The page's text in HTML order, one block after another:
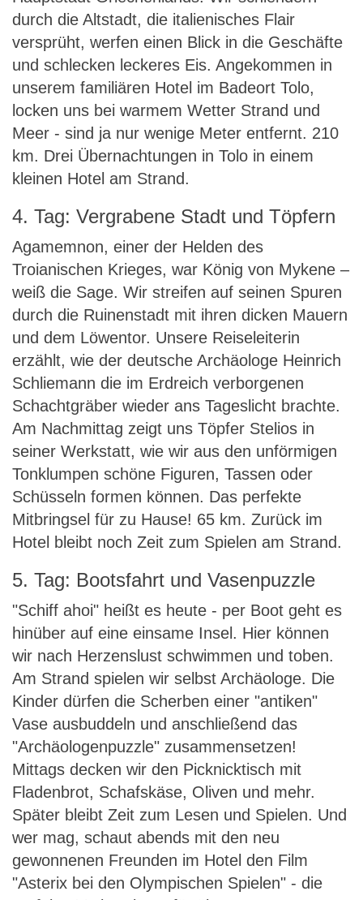
durch die Altstadt, die italienisches Flair
versprüht, werfen einen Blick in die Geschäfte
und schlecken leckeres Eis. Angekommen in
unserem familiären Hotel im Badeort Tolo,
locken uns bei warmem Wetter Strand und
Meer - sind ja nur wenige Meter entfernt. 210
km. Drei Übernachtungen in Tolo in einem
kleinen Hotel am Strand.
4. Tag: Vergrabene Stadt und Töpfern
Agamemnon, einer der Helden des
Troianischen Krieges, war König von Mykene –
weiß die Sage. Wir streifen auf seinen Spuren
durch die Ruinenstadt mit ihren dicken Mauern
und dem Löwentor. Unsere Reiseleiterin
erzählt, wie der deutsche Archäologe Heinrich
Schliemann die im Erdreich verborgenen
Schachtgräber wieder ans Tageslicht brachte.
Am Nachmittag zeigt uns Töpfer Stelios in
seiner Werkstatt, wie wir aus den unförmigen
Tonklumpen schöne Figuren, Tassen oder
Schüsseln formen können. Das perfekte
Mitbringsel für zu Hause! 65 km. Zurück im
Hotel bleibt noch Zeit zum Spielen am Strand.
5. Tag: Bootsfahrt und Vasenpuzzle
"Schiff ahoi" heißt es heute - per Boot geht es
hinüber auf eine einsame Insel. Hier können
wir nach Herzenslust schwimmen und toben.
Am Strand spielen wir selbst Archäologe. Die
Kinder dürfen die Scherben einer "antiken"
Vase ausbuddeln und anschließend das
"Archäologenpuzzle" zusammensetzen!
Mittags decken wir den Picknicktisch mit
Fladenbrot, Schafskäse, Oliven und mehr.
Später bleibt Zeit zum Lesen und Spielen. Und
wer mag, schaut abends mit den neu
gewonnenen Freunden im Hotel den Film
"Asterix bei den Olympischen Spielen" - die